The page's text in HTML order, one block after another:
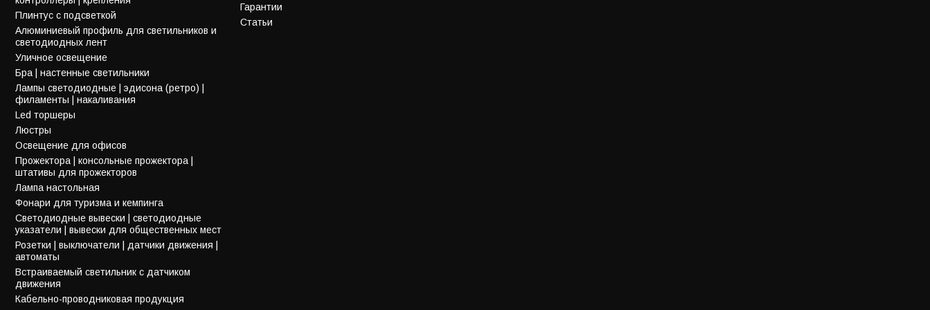
Плинтус с подсветкой
Алюминиевый профиль для светильников и
светодиодных лент
Уличное освещение
Бра | настенные светильники
Лампы светодиодные | эдисона (ретро) |
филаменты | накаливания
Led торшеры
Люстры
Освещение для офисов
Прожектора | консольные прожектора |
штативы для прожекторов
Лампа настольная
Фонари для туризма и кемпинга
Светодиодные вывески | светодиодные
указатели | вывески для общественных мест
Розетки | выключатели | датчики движения |
автоматы
Встраиваемый светильник с датчиком
движения
Кабельно-проводниковая продукция
Гарантии
Статьи